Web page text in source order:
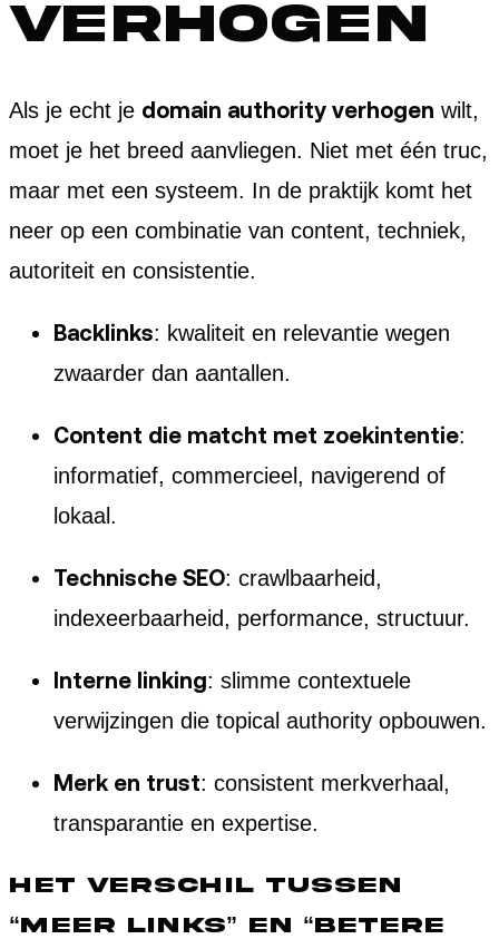
verhogen
Als je echt je domain authority verhogen wilt,
moet je het breed aanvliegen. Niet met één truc,
maar met een systeem. In de praktijk komt het
neer op een combinatie van content, techniek,
autoriteit en consistentie.
Backlinks: kwaliteit en relevantie wegen
zwaarder dan aantallen.
Content die matcht met zoekintentie:
informatief, commercieel, navigerend of
lokaal.
Technische SEO: crawlbaarheid,
indexeerbaarheid, performance, structuur.
Interne linking: slimme contextuele
verwijzingen die topical authority opbouwen.
Merk en trust: consistent merkverhaal,
transparantie en expertise.
Het verschil tussen
“meer links” en “betere